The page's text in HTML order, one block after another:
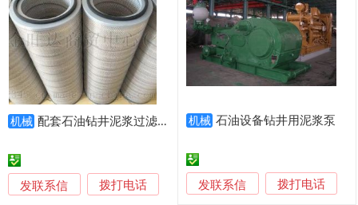
机械 配套石油钻井泥浆过滤器 325*1000覆膜除尘滤筒
发联系信 拨打电话
机械 石油设备钻井用泥浆泵
发联系信 拨打电话